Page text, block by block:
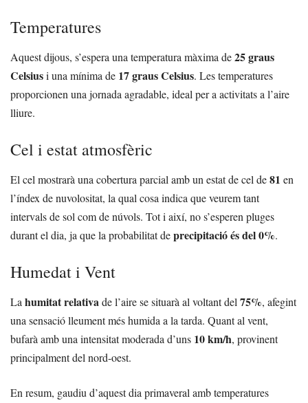
Temperatures
Aquest dijous, s’espera una temperatura màxima de25 graus
Celsiusi una mínima de 17 graus Celsius. Les temperatures
proporcionen una jornada agradable, ideal per a activitats a l’aire
lliure.
Cel i estat atmosfèric
El cel mostrarà una cobertura parcial amb un estat de cel de81 en
l’índex de nuvolositat, la qual cosa indica que veurem tant
intervals de sol com de núvols. Tot i així, no s’esperen pluges
durant el dia, ja que la probabilitat deprecipitació és del 0%.
Humedat i Vent
Lahumitat relativade l’aire se situarà al voltant del75%, afegint
una sensació lleument més humida a la tarda. Quant al vent,
bufarà amb una intensitat moderada d’uns 10 km/h, provinent
principalment del nord-oest.
En resum, gaudiu d’aquest dia primaveral amb temperatures